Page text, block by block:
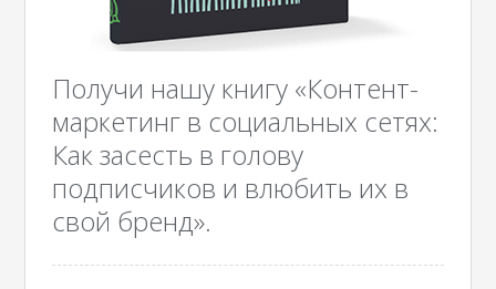
Получи нашу книгу «Контент-
маркетинг в социальных сетях:
Как засесть в голову
подписчиков и влюбить их в
свой бренд».